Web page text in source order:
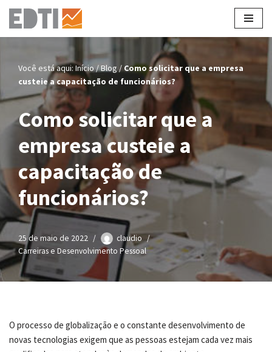
Pular
conteúdo
Você está aqui: Início/Blog / Como solicitar que a empresa
custeie a capacitação de funcionários?
Como solicitar que a
empresa custeie a
capacitação de
funcionários?
25 de maio de 2022
claudio
Carreiras e Desenvolvimento Pessoal
O processo de globalização e o constante desenvolvimento de
novas tecnologias exigem que as pessoas estejam cada vez mais